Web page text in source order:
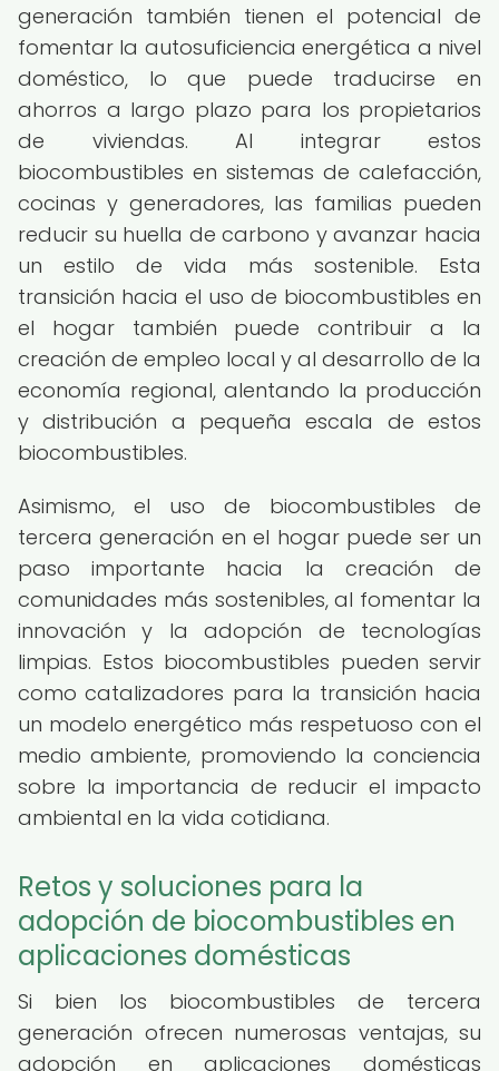
generación también tienen el potencial de
fomentar la autosuficiencia energética a nivel
doméstico, lo que puede traducirse en
ahorros a largo plazo para los propietarios
de viviendas. Al integrar estos
biocombustibles en sistemas de calefacción,
cocinas y generadores, las familias pueden
reducir su huella de carbono y avanzar hacia
un estilo de vida más sostenible. Esta
transición hacia el uso de biocombustibles en
el hogar también puede contribuir a la
creación de empleo local y al desarrollo de la
economía regional, alentando la producción
y distribución a pequeña escala de estos
biocombustibles.
Asimismo, el uso de biocombustibles de
tercera generación en el hogar puede ser un
paso importante hacia la creación de
comunidades más sostenibles, al fomentar la
innovación y la adopción de tecnologías
limpias. Estos biocombustibles pueden servir
como catalizadores para la transición hacia
un modelo energético más respetuoso con el
medio ambiente, promoviendo la conciencia
sobre la importancia de reducir el impacto
ambiental en la vida cotidiana.
Retos y soluciones para la
adopción de biocombustibles en
aplicaciones domésticas
Si bien los biocombustibles de tercera
generación ofrecen numerosas ventajas, su
adopción en aplicaciones domésticas